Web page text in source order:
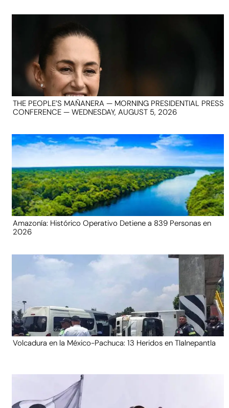
THE PEOPLE’S MAÑANERA — MORNING PRESIDENTIAL PRESS
CONFERENCE — WEDNESDAY, AUGUST 5, 2026
Amazonía: Histórico Operativo Detiene a 839 Personas en
2026
Volcadura en la México-Pachuca: 13 Heridos en Tlalnepantla